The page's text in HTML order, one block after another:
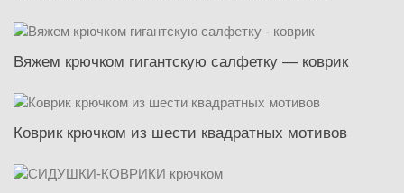
Вяжем крючком гигантскую салфетку — коврик
Коврик крючком из шести квадратных мотивов